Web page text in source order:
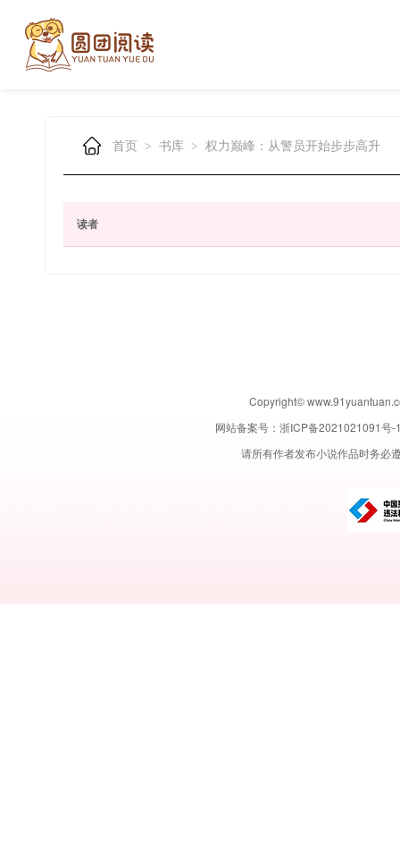
首页 > 书库 > 权力巅峰：从警员开始步步高升
读者
Copyright©
网站备案号： 浙ICP备2021021091号-
请所有作者发布小说作品时务必